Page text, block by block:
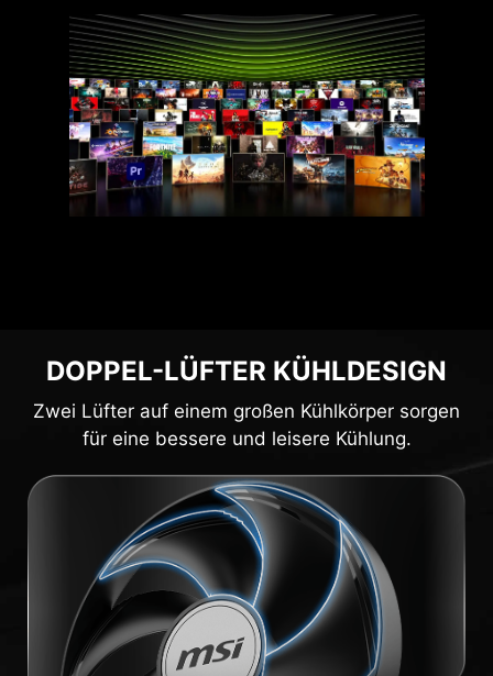
DOPPEL-LÜFTER KÜHLDESIGN
Zwei Lüfter auf einem großen Kühlkörper sorgen
für eine bessere und leisere Kühlung.